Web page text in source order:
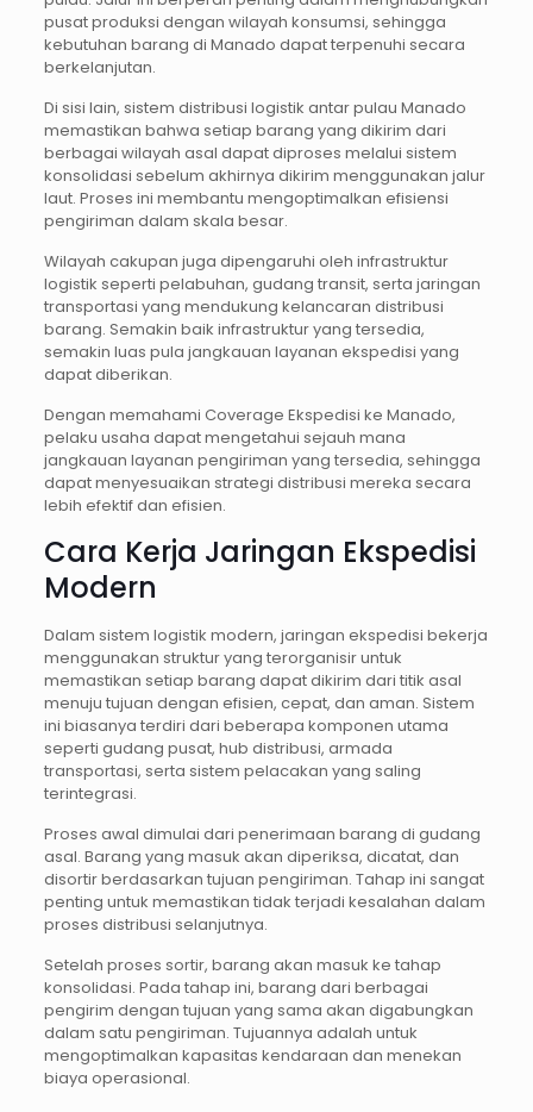
pusat produksi dengan wilayah konsumsi, sehingga
kebutuhan barang di Manado dapat terpenuhi secara
berkelanjutan.
Di sisi lain, sistem distribusi logistik antar pulau Manado
memastikan bahwa setiap barang yang dikirim dari
berbagai wilayah asal dapat diproses melalui sistem
konsolidasi sebelum akhirnya dikirim menggunakan jalur
laut. Proses ini membantu mengoptimalkan efisiensi
pengiriman dalam skala besar.
Wilayah cakupan juga dipengaruhi oleh infrastruktur
logistik seperti pelabuhan, gudang transit, serta jaringan
transportasi yang mendukung kelancaran distribusi
barang. Semakin baik infrastruktur yang tersedia,
semakin luas pula jangkauan layanan ekspedisi yang
dapat diberikan.
Dengan memahami Coverage Ekspedisi ke Manado,
pelaku usaha dapat mengetahui sejauh mana
jangkauan layanan pengiriman yang tersedia, sehingga
dapat menyesuaikan strategi distribusi mereka secara
lebih efektif dan efisien.
Cara Kerja Jaringan Ekspedisi
Modern
Dalam sistem logistik modern, jaringan ekspedisi bekerja
menggunakan struktur yang terorganisir untuk
memastikan setiap barang dapat dikirim dari titik asal
menuju tujuan dengan efisien, cepat, dan aman. Sistem
ini biasanya terdiri dari beberapa komponen utama
seperti gudang pusat, hub distribusi, armada
transportasi, serta sistem pelacakan yang saling
terintegrasi.
Proses awal dimulai dari penerimaan barang di gudang
asal. Barang yang masuk akan diperiksa, dicatat, dan
disortir berdasarkan tujuan pengiriman. Tahap ini sangat
penting untuk memastikan tidak terjadi kesalahan dalam
proses distribusi selanjutnya.
Setelah proses sortir, barang akan masuk ke tahap
konsolidasi. Pada tahap ini, barang dari berbagai
pengirim dengan tujuan yang sama akan digabungkan
dalam satu pengiriman. Tujuannya adalah untuk
mengoptimalkan kapasitas kendaraan dan menekan
biaya operasional.